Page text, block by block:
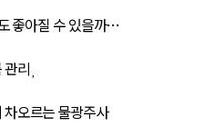
좋아질 수 있을까…
관리
오르는 물광주사